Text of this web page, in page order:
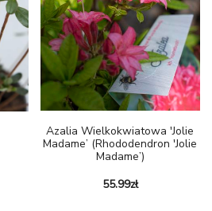
Azalia Wielkokwiatowa 'Jolie
Madame’ (Rhododendron 'Jolie
Madame’)
55.99zł